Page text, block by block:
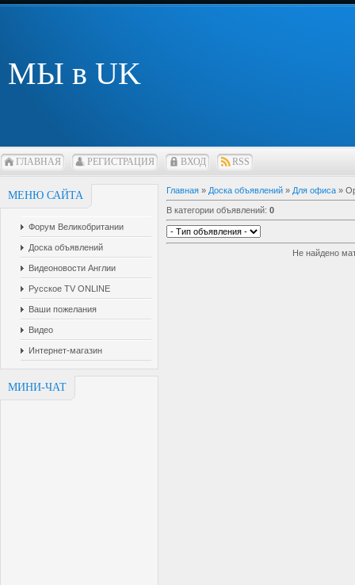
МЫ в UK
ГЛАВНАЯ РЕГИСТРАЦИЯ ВХОД RSS
МЕНЮ САЙТА
Форум Великобритании
Доска объявлений
Видеоновости Англии
Русское TV ONLINE
Ваши пожелания
Видео
Интернет-магазин
МИНИ-ЧАТ
Главная » Доска объявлений » Для офиса »
В категории объявлений: 0
Не найдено